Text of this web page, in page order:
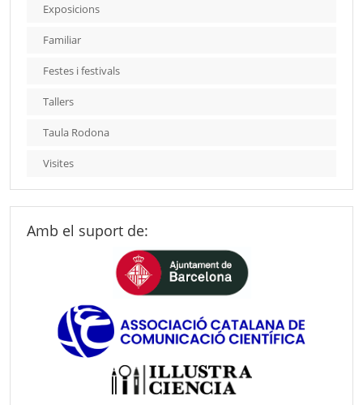
Exposicions
Familiar
Festes i festivals
Tallers
Taula Rodona
Visites
Amb el suport de: